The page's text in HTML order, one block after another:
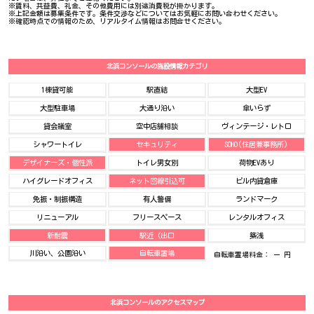
※賃料、共益費、礼金、その他費用には別途消費税が掛かります。
※上記金額は募集条件です。条件交渉などについてはお気軽にお問い合わせください。
※確認時点での情報のため、リアルタイム情報はお問合せください。
北浜コンソールの施設情報カテゴリ
1棟貸可能 駅直結 大型EV
大型駐車場 大通り沿い 傘いらず
貸会議室 空中店舗相談 ヴィンテージ・レトロ
シャワートイレ セキュリティ SOHO(住居兼事務所)
デザイナーズ・個性派 トイレ男女別 荷物EVあり
ハイグレードオフィス ネット回線引込可 ビル内貸倉庫
免振・制振構造 有人警備 ランドマーク
リニューアル フリースペース レンタルオフィス
新耐震 駅近（出口 築浅
川沿い、公園沿い 自転車置場 自転車置場料金： ー 円
北浜コンソールのアクセスマップ